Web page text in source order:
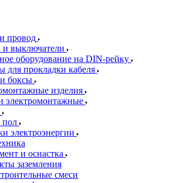
провод
и выключатели
оборудование на DIN-рейку
для прокладки кабеля
боксы
изделия
электромонтажные
пол
электроэнергии
и оснастка
заземления
смеси